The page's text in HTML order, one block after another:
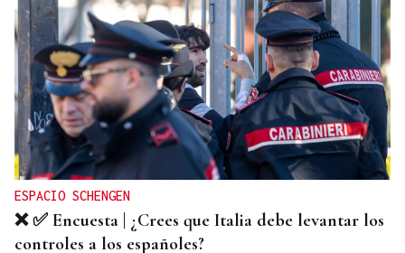
CANEDO
Un herido en la colisión entre dos coches en la
entrada a las termas de Outariz
ESPACIO SCHENGEN
❌ ✅ Encuesta | ¿Crees que Italia debe levantar los
controles a los españoles?